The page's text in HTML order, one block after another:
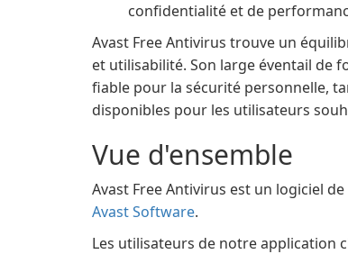
confidentialité et de
Avast Free Antivirus trouve un
et utilisabilité. Son large éventail de
fiable pour la sécurité personnelle,
disponibles pour les utilisateurs
Vue d'ensemble
Avast Free Antivirus est un logiciel
Avast Software.
Les utilisateurs de notre application